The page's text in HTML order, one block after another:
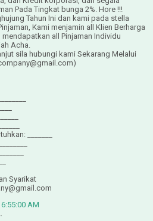
Pada Tingkat bunga 2%. Hore !!!
Tahun Ini dan kami pada stella
Kami menjamin all Klien Berharga
all Pinjaman Individu
Acha.
sila hubungi kami Sekarang Melalui
_______
Syarikat
AM